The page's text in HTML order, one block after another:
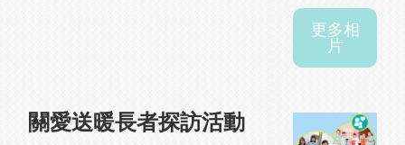
更多相
片
關愛送暖長者探訪活動